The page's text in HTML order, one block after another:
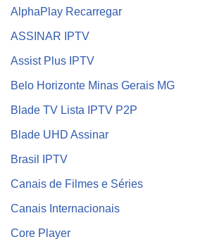
AlphaPlay Recarregar
ASSINAR IPTV
Assist Plus IPTV
Belo Horizonte Minas Gerais MG
Blade TV Lista IPTV P2P
Blade UHD Assinar
Brasil IPTV
Canais de Filmes e Séries
Canais Internacionais
Core Player